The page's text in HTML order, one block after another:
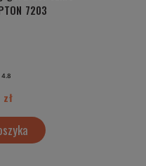
7203
4.8